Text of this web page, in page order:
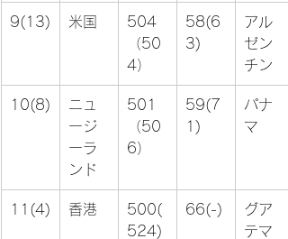
9(13) 米国
504
（50
4）
58(6
3)
アル
ゼン
チン
10(8)
ニュ
ージ
ーラ
ンド
501
（50
6）
59(7
1)
パナ
マ
11(4) 香港
500(
524)
66(-)
グア
テマ